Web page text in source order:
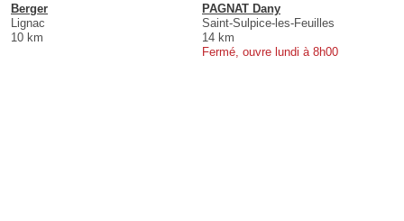
Berger
Lignac
10 km
PAGNAT Dany
Saint-Sulpice-les-Feuilles
14 km
Fermé, ouvre lundi à 8h00